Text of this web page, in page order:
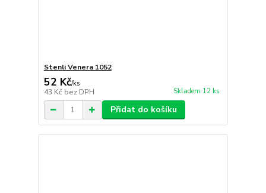
Stenli Venera 1052
52 Kč/ks
43 Kč bez DPH Skladem 12 ks
Přidat do košíku